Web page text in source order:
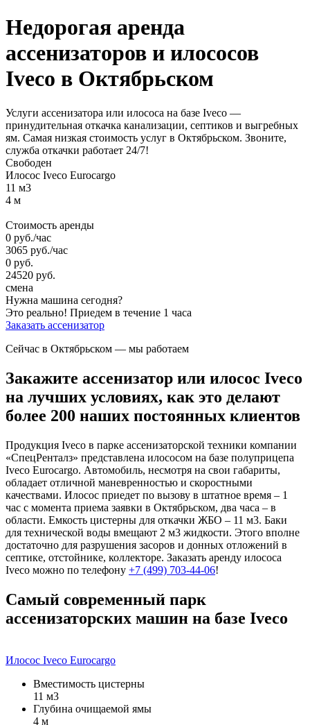
Недорогая аренда
ассенизаторов и илососов
Iveco в Октябрьском
Услуги ассенизатора или илососа на базе Iveco —
принудительная откачка канализации, септиков и выгребных
ям. Самая низкая стоимость услуг в Октябрьском. Звоните,
служба откачки работает 24/7!
Свободен
Илосос Iveco Eurocargo
11 м3
4 м
Стоимость аренды
0 руб./час
3065 руб./час
0 руб.
24520 руб.
смена
Нужна машина сегодня?
Это реально! Приедем в течение 1 часа
Заказать ассенизатор
Сейчас в Октябрьском — мы работаем
Закажите ассенизатор или илосос Iveco
на лучших условиях, как это делают
более 200 наших постоянных клиентов
Продукция Iveco в парке ассенизаторской техники компании
«СпецРенталз» представлена илососом на базе полуприцепа
Iveco Eurocargo. Автомобиль, несмотря на свои габариты,
обладает отличной маневренностью и скоростными
качествами. Илосос приедет по вызову в штатное время – 1
час с момента приема заявки в Октябрьском, два часа – в
области. Емкость цистерны для откачки ЖБО – 11 м3. Баки
для технической воды вмещают 2 м3 жидкости. Этого вполне
достаточно для разрушения засоров и донных отложений в
септике, отстойнике, коллекторе. Заказать аренду илососа
Iveco можно по телефону +7 (499) 703-44-06!
Самый современный парк
ассенизаторских машин на базе Iveco
Илосос Iveco Eurocargo
Вместимость цистерны
11 м3
Глубина очищаемой ямы
4 м